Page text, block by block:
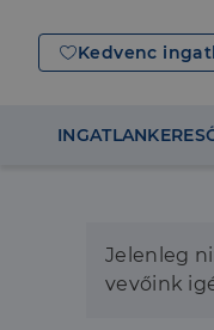
Kedvenc
Jelenleg
vevőink